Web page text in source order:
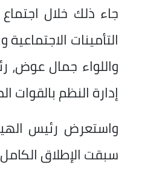
جاء ذلك خلال
التأمينات
واللواء جمال عوض،
إدارة النظم بالقوات
واستعرض رئيس
سبقت الإطلاق